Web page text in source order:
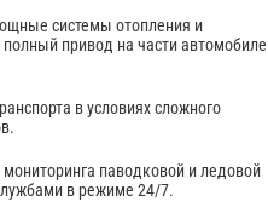
системы отопления и
полный привод на части
в условиях сложного
паводковой и ледовой
в режиме 24/7.